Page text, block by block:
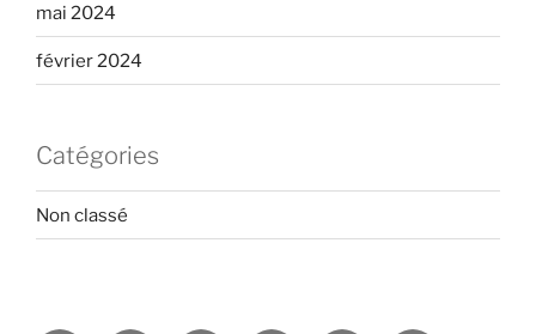
mai 2024
février 2024
Catégories
Non classé